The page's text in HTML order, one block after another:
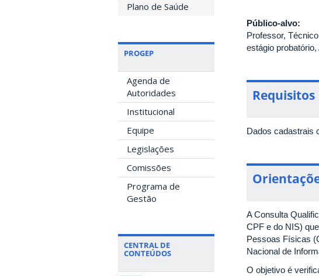
Plano de Saúde
PROGEP
Agenda de
Autoridades
Institucional
Equipe
Legislações
Comissões
Programa de
Gestão
CENTRAL DE
CONTEÚDOS
Público-alvo:
Professor,
estágio
Requisitos
Dados cadastrais
A Consulta
CPF e do NIS)
Pessoas Físicas
Nacional de
O objetivo é